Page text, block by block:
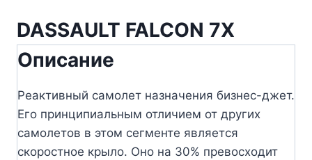
DASSAULT FALCON 7X
Описание
Реактивный самолет назначения бизнес-джет.
Его принципиальным отличием от других
самолетов в этом сегменте является
скоростное крыло. Оно на 30% превосходит